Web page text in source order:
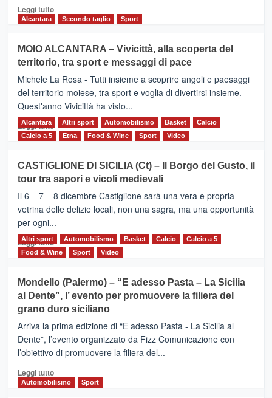
Leggi tuttoLeggi
Torna
la
Supermaratona
dell’Etna
Alcantara Secondo taglio Sport
MOIO ALCANTARA – Vivicittà, alla scoperta del
territorio, tra sport e messaggi di pace
Michele La Rosa - Tutti insieme a scoprire angoli e paesaggi
del territorio moiese, tra sport e voglia di divertirsi insieme.
Quest'anno Vivicittà ha visto...
Leggi tutto Leggi
MOIO
ALCANTARA
–
Vivicittà,
alla
scoperta
del
territorio,
e
messaggi
di
Alcantara Altri sport Automobilismo Basket
Calcio
Calcio a 5
Etna Food & Wine Sport Video
CASTIGLIONE DI SICILIA (Ct) – Il Borgo del Gusto, il
tour tra sapori e vicoli medievali
Il 6 – 7 – 8 dicembre Castiglione sarà una vera e propria
vetrina delle delizie locali, non una sagra, ma una opportunità
per ogni...
Leggi tuttoLeggi
di
CASTIGLIONE
DI
SICILIA
(Ct)
–
Il
Borgo
Gusto,
il
Altri sport Automobilismo Basket Calcio
Calcio a 5
Food & Wine
Sport Video
Mondello (Palermo) – “E adesso Pasta – La Sicilia
al Dente”, l’ evento per promuovere la filiera del
grano duro siciliano
Arriva la prima edizione di “E adesso Pasta - La Sicilia al
Dente”, l’evento organizzato da Fizz Comunicazione con
l’obiettivo di promuovere la filiera del...
Leggi tuttoLeggi
di
Automobilismo Sport